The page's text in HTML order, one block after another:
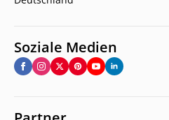
Soziale Medien